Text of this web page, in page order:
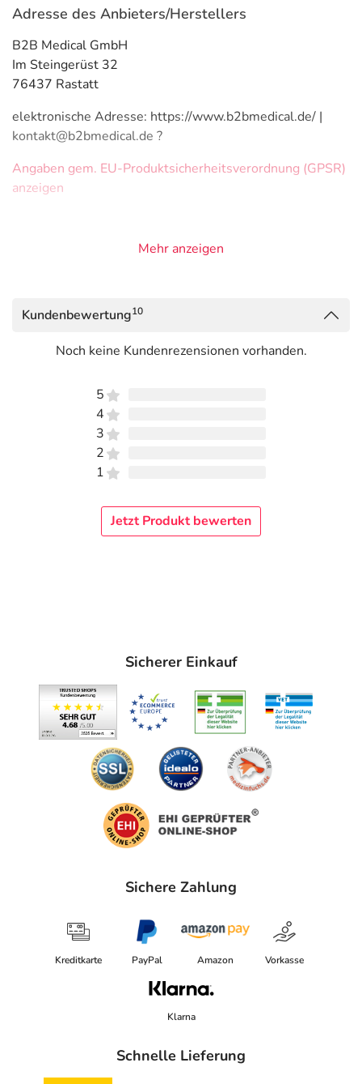
Adresse des Anbieters/Herstellers
B2B Medical GmbH
Im Steingerüst 32
76437 Rastatt
elektronische Adresse: https://www.b2bmedical.de/ |
kontakt@b2bmedical.de ?
Angaben gem. EU-Produktsicherheitsverordnung (GPSR)
anzeigen
Mehr anzeigen
Kundenbewertung10
Noch keine Kundenrezensionen vorhanden.
5
4
3
2
1
Jetzt Produkt bewerten
Sicherer Einkauf
Sichere Zahlung
Kreditkarte PayPal Amazon Vorkasse
Klarna
Schnelle Lieferung